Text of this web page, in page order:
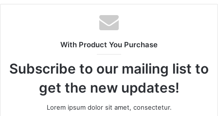
With Product You Purchase
Subscribe to our mailing list to
get the new updates!
Lorem ipsum dolor sit amet, consectetur.